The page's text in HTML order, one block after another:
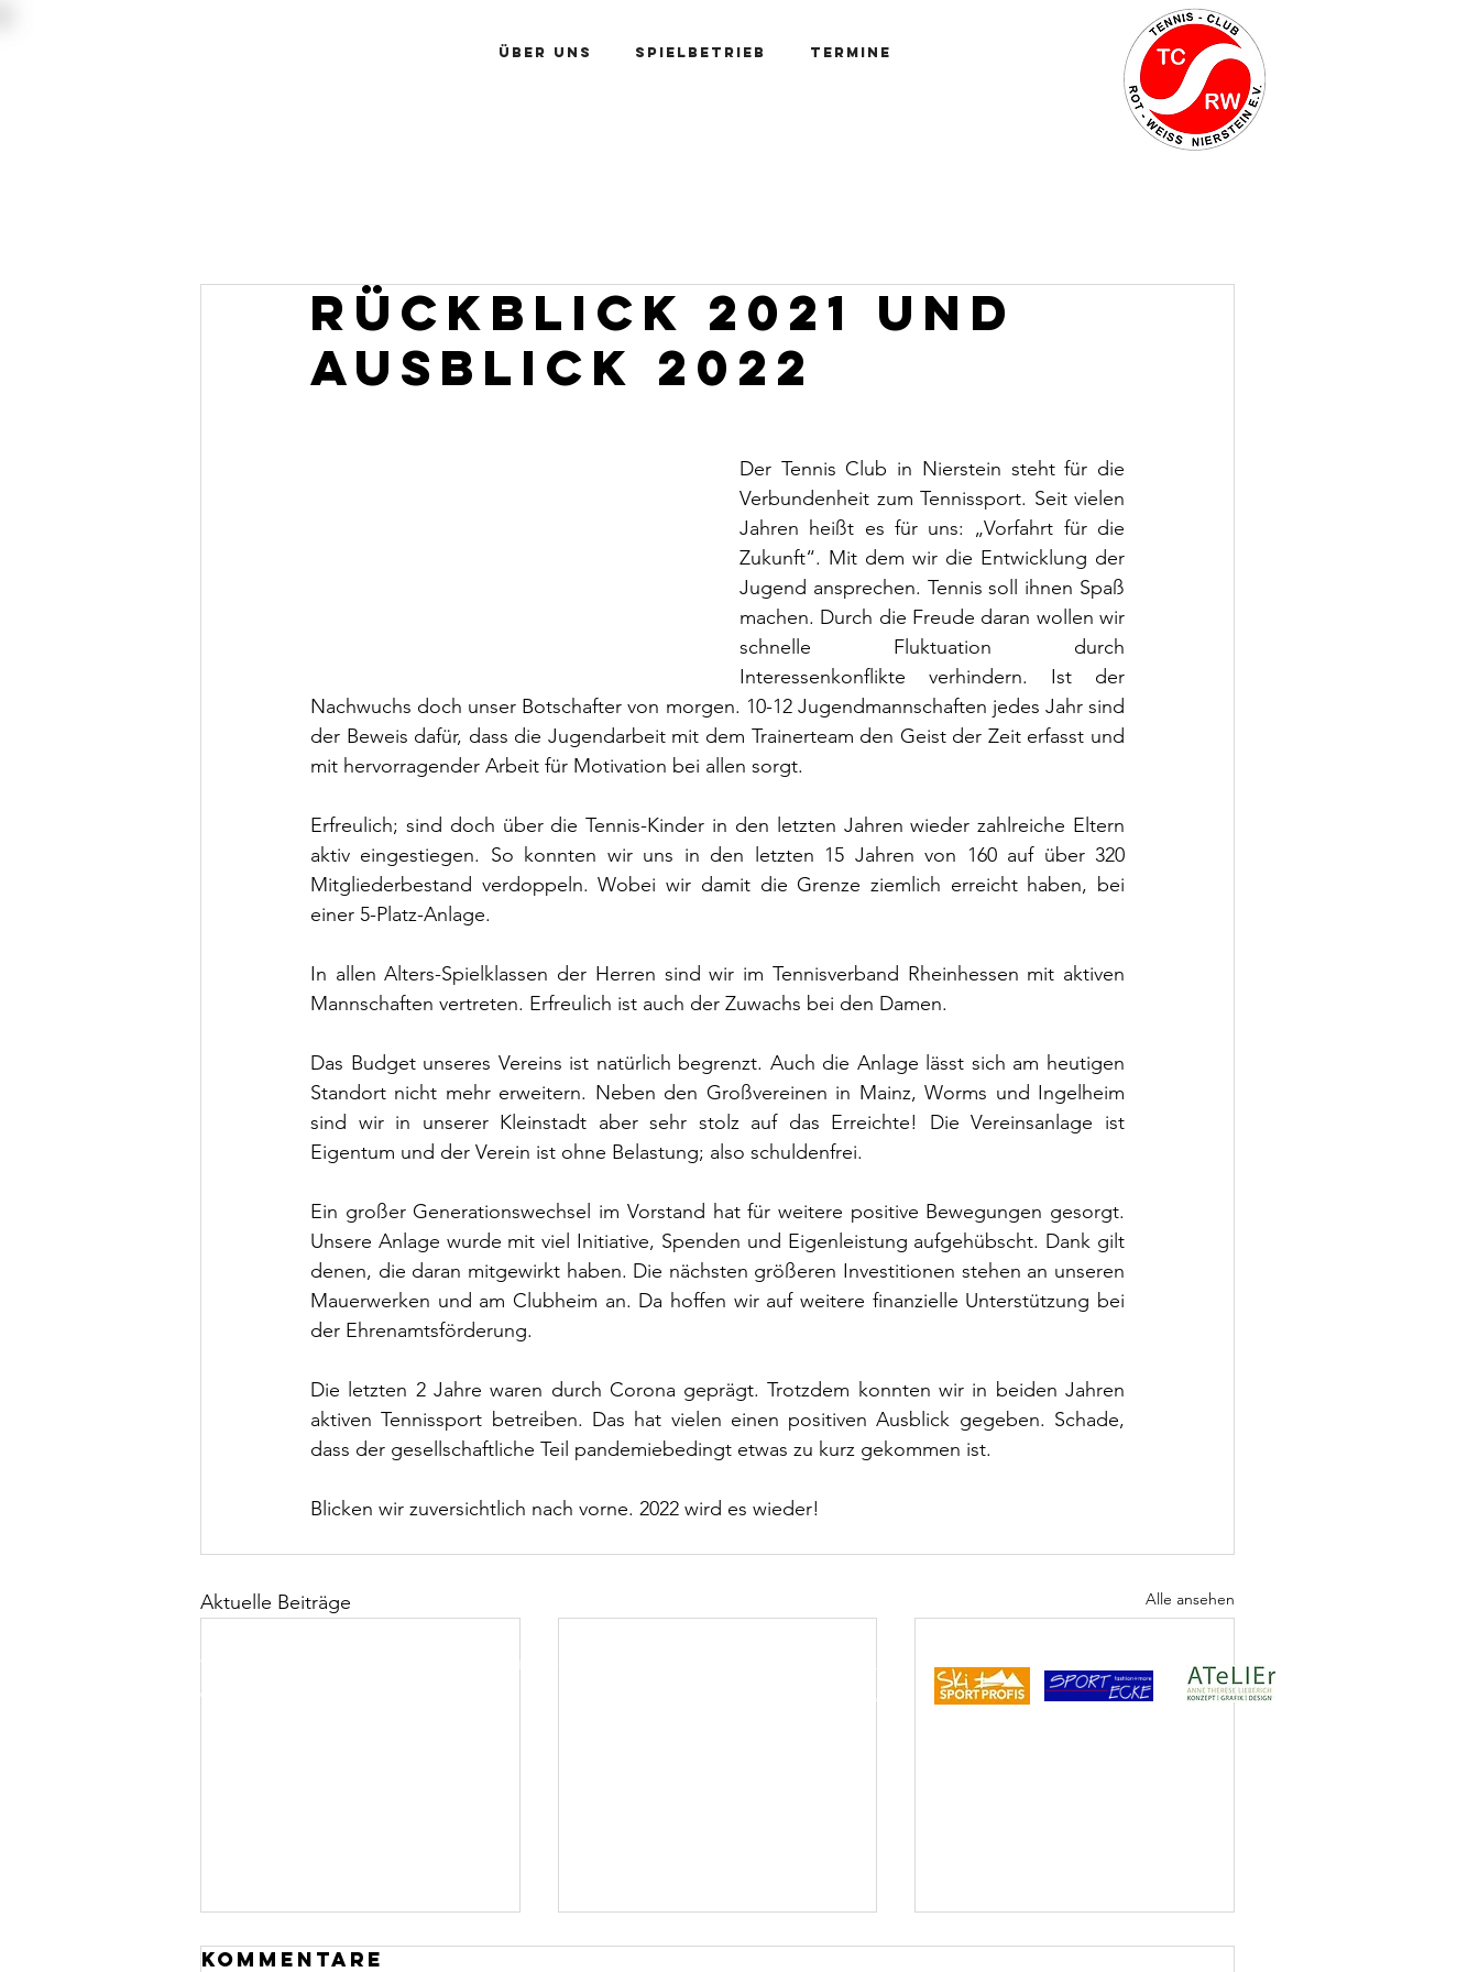
Über uns Spielbetrieb Termine
Rückblick 2021 und
Ausblick 2022
Der Tennis Club in Nierstein steht für die
Verbundenheit zum Tennissport. Seit vielen
Jahren heißt es für uns: „Vorfahrt für die
Zukunft“. Mit dem wir die Entwicklung der
Jugend ansprechen. Tennis soll ihnen Spaß
machen. Durch die Freude daran wollen wir
schnelle Fluktuation durch
Interessenkonflikte verhindern. Ist der
Nachwuchs doch unser Botschafter von morgen. 10-12 Jugendmannschaften jedes Jahr sind
der Beweis dafür, dass die Jugendarbeit mit dem Trainerteam den Geist der Zeit erfasst und
mit hervorragender Arbeit für Motivation bei allen sorgt.
Erfreulich; sind doch über die Tennis-Kinder in den letzten Jahren wieder zahlreiche Eltern
aktiv eingestiegen. So konnten wir uns in den letzten 15 Jahren von 160 auf über 320
Mitgliederbestand verdoppeln. Wobei wir damit die Grenze ziemlich erreicht haben, bei
einer 5-Platz-Anlage.
In allen Alters-Spielklassen der Herren sind wir im Tennisverband Rheinhessen mit aktiven
Mannschaften vertreten. Erfreulich ist auch der Zuwachs bei den Damen.
Das Budget unseres Vereins ist natürlich begrenzt. Auch die Anlage lässt sich am heutigen
Standort nicht mehr erweitern. Neben den Großvereinen in Mainz, Worms und Ingelheim
sind wir in unserer Kleinstadt aber sehr stolz auf das Erreichte! Die Vereinsanlage ist
Eigentum und der Verein ist ohne Belastung; also schuldenfrei.
Ein großer Generationswechsel im Vorstand hat für weitere positive Bewegungen gesorgt.
Unsere Anlage wurde mit viel Initiative, Spenden und Eigenleistung aufgehübscht. Dank gilt
denen, die daran mitgewirkt haben. Die nächsten größeren Investitionen stehen an unseren
Mauerwerken und am Clubheim an. Da hoffen wir auf weitere finanzielle Unterstützung bei
der Ehrenamtsförderung.
Die letzten 2 Jahre waren durch Corona geprägt. Trotzdem konnten wir in beiden Jahren
aktiven Tennissport betreiben. Das hat vielen einen positiven Ausblick gegeben. Schade,
dass der gesellschaftliche Teil pandemiebedingt etwas zu kurz gekommen ist.
Blicken wir zuversichtlich nach vorne. 2022 wird es wieder!
Aktuelle Beiträge Alle ansehen
Kommentare
vorstand@tennis-nierstein.de